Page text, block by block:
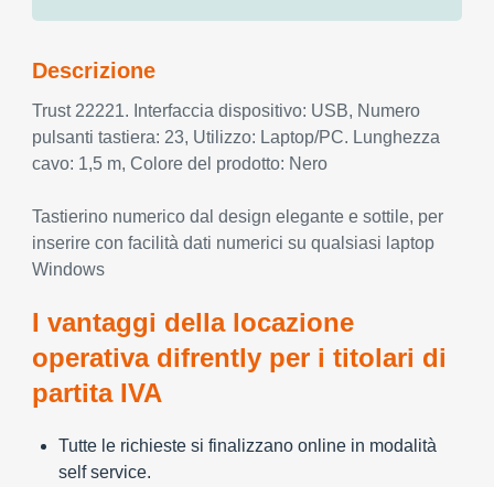
Descrizione
Trust 22221. Interfaccia dispositivo: USB, Numero
pulsanti tastiera: 23, Utilizzo: Laptop/PC. Lunghezza
cavo: 1,5 m, Colore del prodotto: Nero
Tastierino numerico dal design elegante e sottile, per
inserire con facilità dati numerici su qualsiasi laptop
Windows
I vantaggi della locazione
operativa difrently per i titolari di
partita IVA
Tutte le richieste si finalizzano online in modalità
self service.